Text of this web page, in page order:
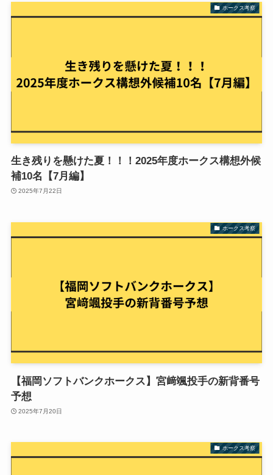
ホークス考察
生き残りを懸けた夏！！！2025年度ホークス構想外候
補10名【7月編】
2025年7月22日
ホークス考察
【福岡ソフトバンクホークス】宮﨑颯投手の新背番号
予想
2025年7月20日
ホークス考察